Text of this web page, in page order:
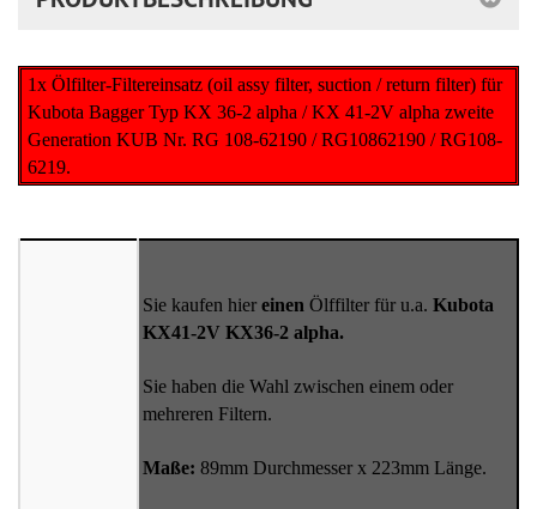
1x Ölfilter-Filtereinsatz (oil assy filter, suction / return filter) für
Kubota Bagger Typ KX 36-2 alpha / KX 41-2V alpha zweite
Generation KUB Nr. RG 108-62190 / RG10862190 / RG108-
6219.
Sie kaufen hier einen Ölffilter für u.a. Kubota
KX41-2V KX36-2 alpha.
Sie haben die Wahl zwischen einem oder
mehreren Filtern.
Maße: 89mm Durchmesser x 223mm Länge.